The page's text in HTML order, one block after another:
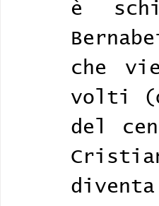
è
che
volti
del